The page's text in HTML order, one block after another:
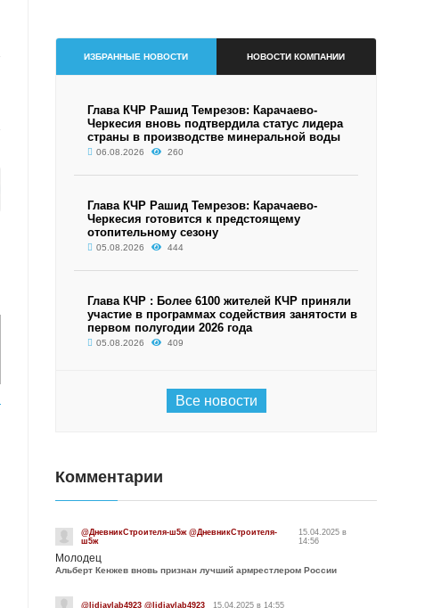
ИЗБРАННЫЕ НОВОСТИ НОВОСТИ КОМПАНИИ
Глава КЧР Рашид Темрезов: Карачаево-
Черкесия вновь подтвердила статус лидера
страны в производстве минеральной воды
06.08.2026 260
Глава КЧР Рашид Темрезов: Карачаево-
Черкесия готовится к предстоящему
отопительному сезону
05.08.2026 444
Глава КЧР : Более 6100 жителей КЧР приняли
участие в программах содействия занятости в
первом полугодии 2026 года
05.08.2026 409
Все новости
Комментарии
@ДневникСтроителя-ш5ж @ДневникСтроителя-
ш5ж
15.04.2025 в
14:56
Молодец
Альберт Кенжев вновь признан лучший армрестлером России
@lidiavlab4923 @lidiavlab4923 15.04.2025 в 14:55